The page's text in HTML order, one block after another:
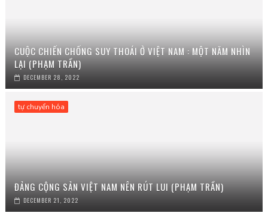
CUỘC CHIẾN CHỐNG SUY THOÁI Ở VIỆT NAM : MỘT NĂM NHÌN
LẠI (PHẠM TRẦN)
DECEMBER 28, 2022
tự chuyển hóa
ĐẢNG CỘNG SẢN VIỆT NAM NÊN RÚT LUI (PHẠM TRẦN)
DECEMBER 21, 2022